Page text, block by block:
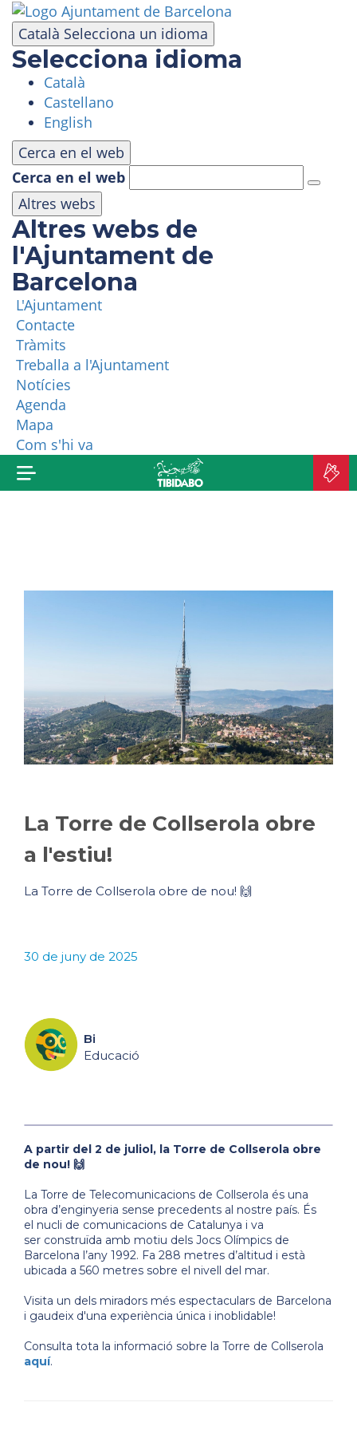
Català Selecciona un idioma
Selecciona idioma
Català
Castellano
English
Cerca en el web
Cerca en el web
Altres webs
Altres webs de
l'Ajuntament de
Barcelona
L'Ajuntament
Contacte
Tràmits
Treballa a l'Ajuntament
Notícies
Agenda
Mapa
Com s'hi va
Vés
contingut
VISITA
PARC D'ATRACCIONS
ÀREA PANORÀMICA
MASIA TIBIDABO
FUNICULAR
TIBICLUB
QUI SOM?
MÉS PRODUCTES
La Torre de Collserola obre
a l'estiu!
La Torre de Collserola obre de nou! 🙌
30 de juny de 2025
Bi
Educació
A partir del 2 de juliol, la Torre de Collserola obre
de nou! 🙌
La Torre de Telecomunicacions de Collserola és una
obra d’enginyeria sense precedents al nostre país. És
el nucli de comunicacions de Catalunya i va
ser construïda amb motiu dels Jocs Olímpics de
Barcelona l’any 1992. Fa 288 metres d’altitud i està
ubicada a 560 metres sobre el nivell del mar.
Visita un dels miradors més espectaculars de Barcelona
i gaudeix d'una experiència única i inoblidable!
Consulta tota la informació sobre la Torre de Collserola
aquí.